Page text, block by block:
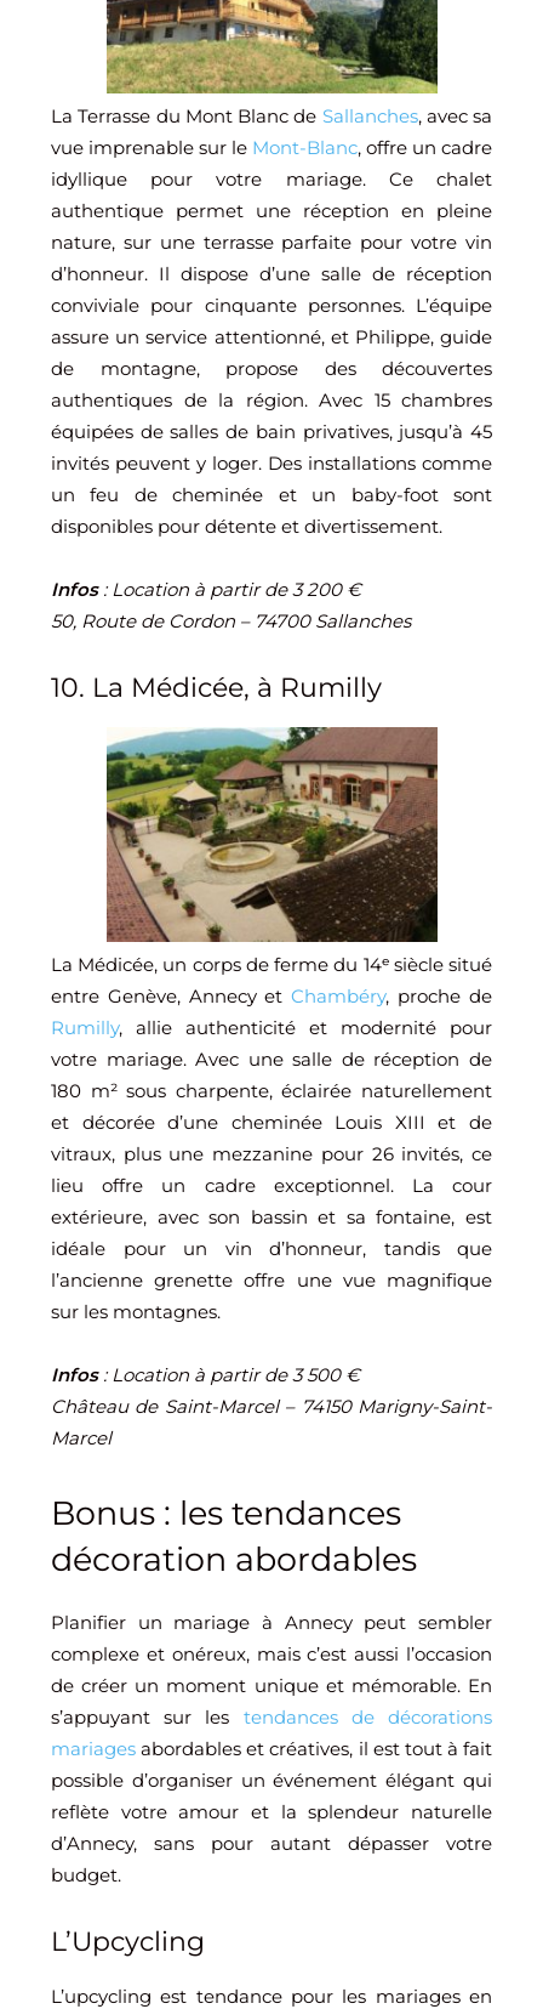
La Terrasse du Mont Blanc de Sallanches, avec sa
vue imprenable sur le Mont-Blanc, offre un cadre
idyllique pour votre mariage. Ce chalet
authentique permet une réception en pleine
nature, sur une terrasse parfaite pour votre vin
d’honneur. Il dispose d’une salle de réception
conviviale pour cinquante personnes. L’équipe
assure un service attentionné, et Philippe, guide
de montagne, propose des découvertes
authentiques de la région. Avec 15 chambres
équipées de salles de bain privatives, jusqu’à 45
invités peuvent y loger. Des installations comme
un feu de cheminée et un baby-foot sont
disponibles pour détente et divertissement.
Infos: Location à partir de 3 200 €
50, Route de Cordon – 74700 Sallanches
10. La Médicée, à Rumilly
La Médicée, un corps de ferme du 14ᵉ siècle situé
entre Genève, Annecy etChambéry, proche de
Rumilly, allie authenticité et modernité pour
votre mariage. Avec une salle de réception de
180 m² sous charpente, éclairée naturellement
et décorée d’une cheminée Louis XIII et de
vitraux, plus une mezzanine pour 26 invités, ce
lieu offre un cadre exceptionnel. La cour
extérieure, avec son bassin et sa fontaine, est
idéale pour un vin d’honneur, tandis que
l’ancienne grenette offre une vue magnifique
sur les montagnes.
Infos: Location à partir de 3 500 €
Château de Saint-Marcel – 74150 Marigny-Saint-
Marcel
Bonus : les tendances
décoration abordables
Planifier un mariage à Annecy peut sembler
complexe et onéreux, mais c’est aussi l’occasion
de créer un moment unique et mémorable. En
s’appuyant sur les tendances de décorations
mariages abordables et créatives, il est tout à fait
possible d’organiser un événement élégant qui
reflète votre amour et la splendeur naturelle
d’Annecy, sans pour autant dépasser votre
budget.
L’Upcycling
L’upcycling est tendance pour les mariages en